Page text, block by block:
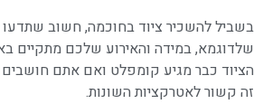
בשביל להשכיר ציוד בחוכמה, חשוב
שלדוגמא, במידה והאירוע שלכם מתקיים
הציוד כבר מגיע קומפלט ואם אתם
זה קשור לאטרקציות השונות.